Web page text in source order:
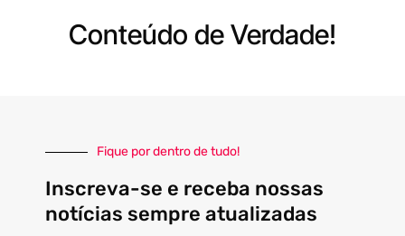
Conteúdo de Verdade!
Fique por dentro de tudo!
Inscreva-se e receba nossas
notícias sempre atualizadas